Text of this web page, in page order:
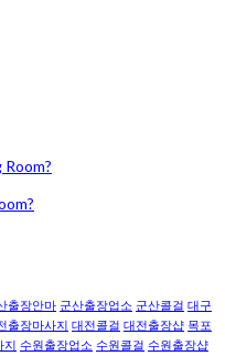
출장안마 군산출장업소 군산콜걸 대구
출장마사지 대전콜걸 대전 출장샵 목포
지 수원출장업소 수원콜걸 수원 출장샵